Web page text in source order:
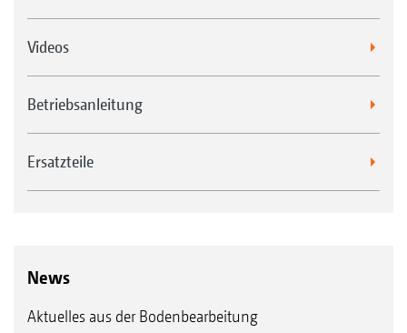
Videos
Betriebsanleitung
Ersatzteile
News
Aktuelles aus der Bodenbearbeitung